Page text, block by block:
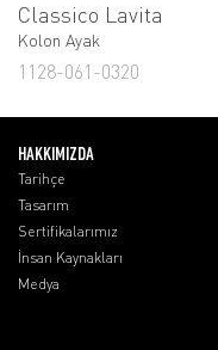
Classico Lavita
Kolon Ayak
1128-061-0320
HAKKIMIZDA
Tarihçe
Tasarım
Sertifikalarımız
İnsan Kaynakları
Medya